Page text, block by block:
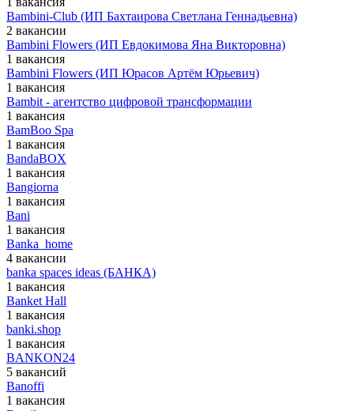
Bambini-Club (ИП Бахтаирова Светлана Геннадьевна)
2 вакансии
Bambini Flowers (ИП Евдокимова Яна Викторовна)
1 вакансия
Bambini Flowers (ИП Юрасов Артём Юрьевич)
1 вакансия
Bambit - агентство цифровой трансформации
1 вакансия
BamBoo Spa
1 вакансия
BandaBOX
1 вакансия
Bangiorna
1 вакансия
Bani
1 вакансия
Banka_home
4 вакансии
banka spaces ideas (БАНКА)
1 вакансия
Banket Hall
1 вакансия
banki.shop
1 вакансия
BANKON24
5 вакансий
Banoffi
1 вакансия